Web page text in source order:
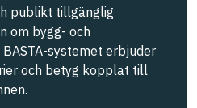
publikt tillgänglig
om bygg- och
systemet erbjuder
och betyg kopplat till